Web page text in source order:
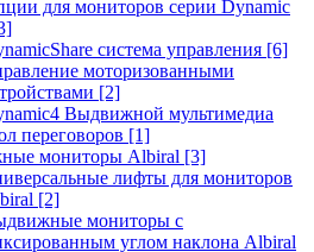
для мониторов серии Dynamic
система управления [6]
моторизованными
[2]
Выдвижной мультимедиа
переговоров [1]
мониторы Albiral [3]
лифты для мониторов
[2]
мониторы с
углом наклона Albiral